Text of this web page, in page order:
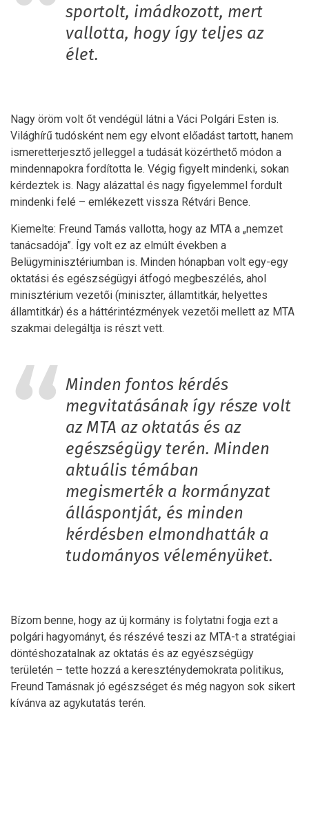
sportolt, imádkozott, mert
vallotta, hogy így teljes az
élet.
Nagy öröm volt őt vendégül látni a Váci Polgári Esten is.
Világhírű tudósként nem egy elvont előadást tartott, hanem
ismeretterjesztő jelleggel a tudását közérthető módon a
mindennapokra fordította le. Végig figyelt mindenki, sokan
kérdeztek is. Nagy alázattal és nagy figyelemmel fordult
mindenki felé – emlékezett vissza Rétvári Bence.
Kiemelte: Freund Tamás vallotta, hogy az MTA a „nemzet
tanácsadója”. Így volt ez az elmúlt években a
Belügyminisztériumban is. Minden hónapban volt egy-egy
oktatási és egészségügyi átfogó megbeszélés, ahol
minisztérium vezetői (miniszter, államtitkár, helyettes
államtitkár) és a háttérintézmények vezetői mellett az MTA
szakmai delegáltja is részt vett.
Minden fontos kérdés
megvitatásának így része volt
az MTA az oktatás és az
egészségügy terén. Minden
aktuális témában
megismerték a kormányzat
álláspontját, és minden
kérdésben elmondhatták a
tudományos véleményüket.
Bízom benne, hogy az új kormány is folytatni fogja ezt a
polgári hagyományt, és részévé teszi az MTA-t a stratégiai
döntéshozatalnak az oktatás és az egyészségügy
területén – tette hozzá a kereszténydemokrata politikus,
Freund Tamásnak jó egészséget és még nagyon sok sikert
kívánva az agykutatás terén.